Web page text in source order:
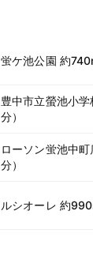
蛍ケ池公園 約
豊中市立螢池小
分）
ローソン蛍池中
分）
ルシオーレ 約